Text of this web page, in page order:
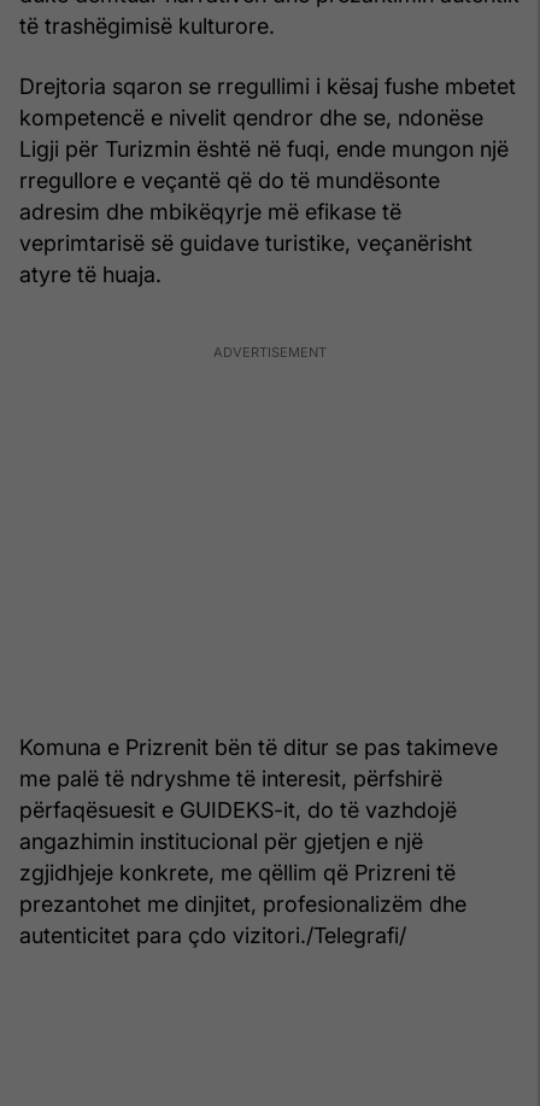
të trashëgimisë kulturore.
Drejtoria sqaron se rregullimi i kësaj fushe mbetet
kompetencë e nivelit qendror dhe se, ndonëse
Ligji për Turizmin është në fuqi, ende mungon një
rregullore e veçantë që do të mundësonte
adresim dhe mbikëqyrje më efikase të
veprimtarisë së guidave turistike, veçanërisht
atyre të huaja.
Komuna e Prizrenit bën të ditur se pas takimeve
me palë të ndryshme të interesit, përfshirë
përfaqësuesit e GUIDEKS-it, do të vazhdojë
angazhimin institucional për gjetjen e një
zgjidhjeje konkrete, me qëllim që Prizreni të
prezantohet me dinjitet, profesionalizëm dhe
autenticitet para çdo vizitori./Telegrafi/